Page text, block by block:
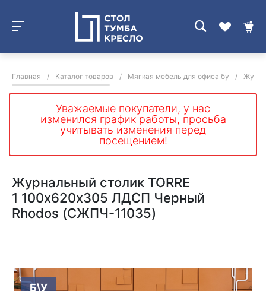
Главная / Каталог товаров / Мягкая мебель для офиса бу /
Уважаемые покупатели, у нас
изменился график работы, просьба
учитывать изменения перед
посещением!
Журнальный столик TORRE
1 100х620х305 ЛДСП Черный
Rhodos (СЖПЧ-11035)
Б\У